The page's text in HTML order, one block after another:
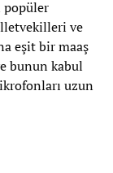
popüler
ve
eşit bir maaş
bunun kabul
uzun